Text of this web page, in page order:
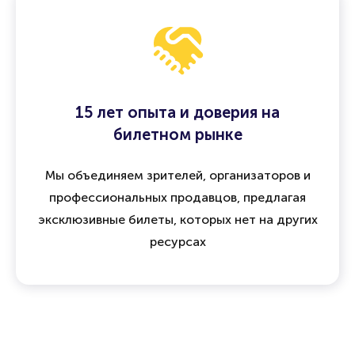
15 лет опыта и доверия на
билетном рынке
Мы объединяем зрителей, организаторов и
профессиональных продавцов, предлагая
эксклюзивные билеты, которых нет на других
ресурсах